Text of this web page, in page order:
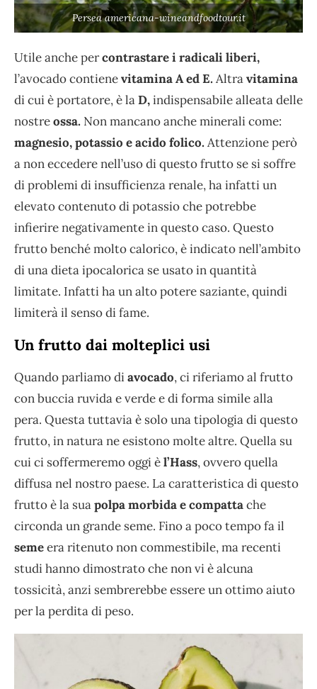
Persea americana-wineandfoodtour.it
Utile anche percontrastare i radicali liberi,
l’avocado contienevitamina A ed E. Altravitamina
di cui è portatore, è laD,indispensabile alleata delle
nostreossa. Non mancano anche minerali come:
magnesio, potassio e acido folico. Attenzione però
a non eccedere nell’uso di questo frutto se si soffre
di problemi di insufficienza renale, ha infatti un
elevato contenuto di potassio che potrebbe
infierire negativamente in questo caso. Questo
frutto benché molto calorico, è indicato nell’ambito
di una dieta ipocalorica se usato in quantità
limitate. Infatti ha un alto potere saziante, quindi
limiterà il senso di fame.
Un frutto dai molteplici usi
Quando parliamo diavocado, ci riferiamo al frutto
con buccia ruvida e verde e di forma simile alla
pera. Questa tuttavia è solo una tipologia di questo
frutto, in natura ne esistono molte altre. Quella su
cui ci soffermeremo oggi èl’Hass, ovvero quella
diffusa nel nostro paese. La caratteristica di questo
frutto è la suapolpa morbida e compattache
circonda un grande seme. Fino a poco tempo fa il
semeera ritenuto non commestibile, ma recenti
studi hanno dimostrato che non vi è alcuna
tossicità, anzi sembrerebbe essere un ottimo aiuto
per la perdita di peso.